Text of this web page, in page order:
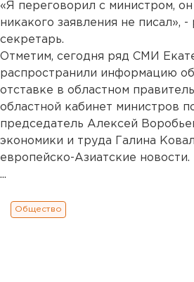
«Я переговорил с министром, он
никакого заявления не писал», -
секретарь.
Отметим, сегодня ряд СМИ
распространили информацию
отставке в областном
областной кабинет министров
председатель Алексей
экономики и труда Галина
европейско-Азиатские новости.
...
Общество